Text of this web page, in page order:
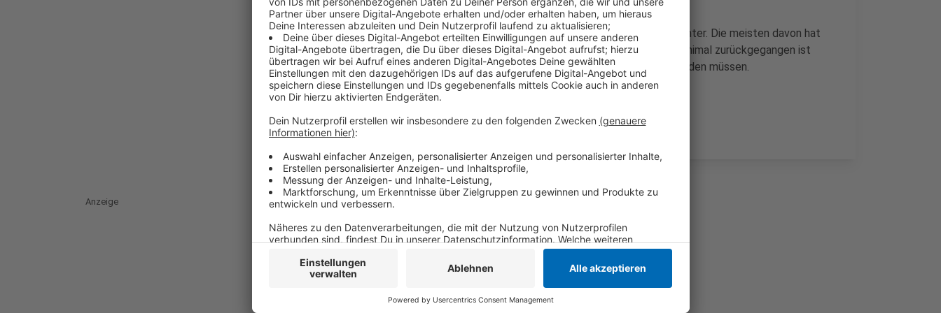
Etwas mehr als 900 neue Corona-Fälle melden die Gesundheitsämter. Die meisten davon hat
es neben Krefeld und Viersen in Willich und Nettetal gegeben. Minimal zurückgegangen ist
auch die Zahl der Corona-Fälle, die im Krankenhaus behandelt werden müssen.
Anzeige
Anzeige